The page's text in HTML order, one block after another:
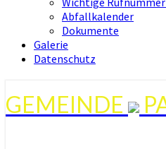
Abfallkalender
Dokumente
Galerie
Datenschutz
GEMEINDE